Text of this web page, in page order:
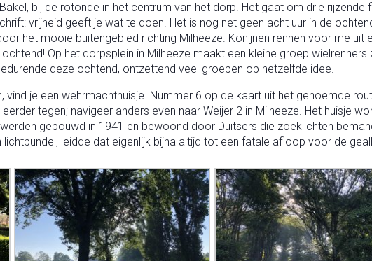
bij de rotonde in het centrum van het dorp. Het gaat om drie
vrijheid geeft je wat te doen. Het is nog net geen acht uur in de
het mooie buitengebied richting Milheeze. Konijnen rennen voor me uit
Op het dorpsplein in Milheeze maakt een kleine groep
deze ochtend, ontzettend veel groepen op hetzelfde idee.
vind je een wehrmachthuisje. Nummer 6 op de kaart uit het genoemde
tegen; navigeer anders even naar Weijer 2 in Milheeze. Het huisje
gebouwd in 1941 en bewoond door Duitsers die zoeklichten
leidde dat eigenlijk bijna altijd tot een fatale afloop voor de